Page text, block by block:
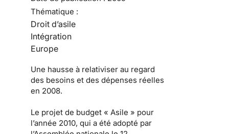
Thématique :
Droit d’asile
Intégration
Europe
Une hausse à relativiser au regard
des besoins et des dépenses réelles
en 2008.
Le projet de budget « Asile » pour
l’année 2010, qui a été adopté par